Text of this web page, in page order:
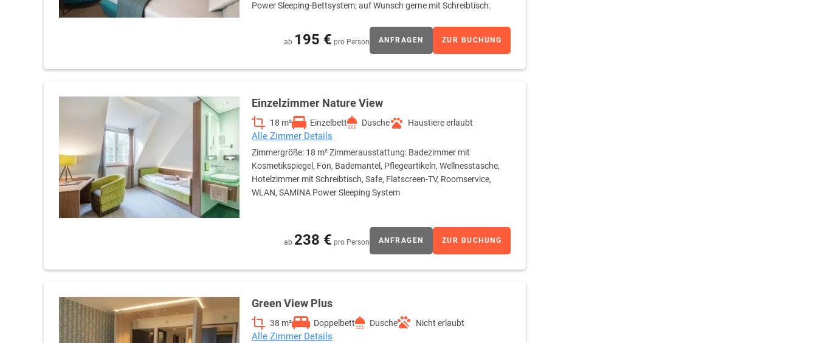
Power Sleeping-Bettsystem; auf Wunsch gerne mit Schreibtisch.
ab 195 € pro Person ANFRAGEN ZUR BUCHUNG
Einzelzimmer Nature View
18 m² Einzelbett Dusche Haustiere erlaubt
Alle Zimmer Details
Zimmergröße: 18 m² Zimmerausstattung: Badezimmer mit
Kosmetikspiegel, Fön, Bademantel, Pflegeartikeln, Wellnesstasche,
Hotelzimmer mit Schreibtisch, Safe, Flatscreen-TV, Roomservice,
WLAN, SAMINA Power Sleeping System
ab 238 € pro Person ANFRAGEN ZUR BUCHUNG
Green View Plus
38 m² Doppelbett Dusche Nicht erlaubt
Alle Zimmer Details